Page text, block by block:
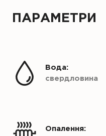
ПАРАМЕТРИ
свердловина
Вода:
Опалення: